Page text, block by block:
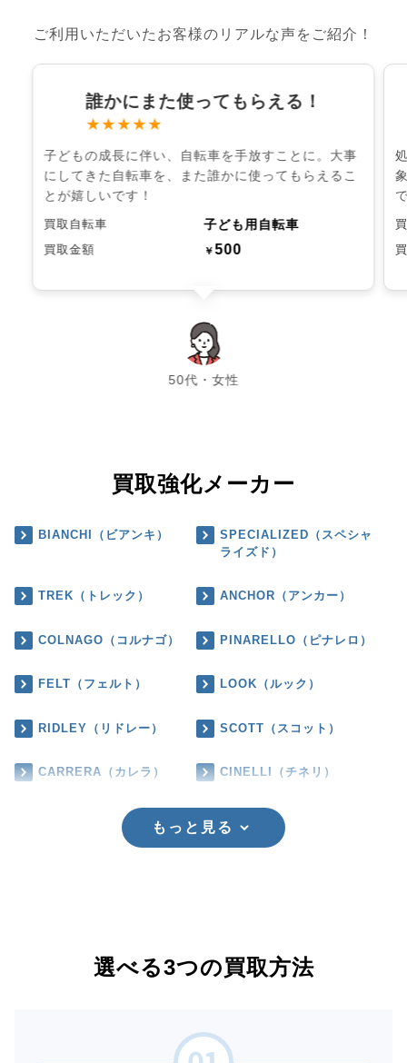
ご利用いただいたお客様のリアルな声をご紹介！
誰かにまた使ってもらえる！
★★★★★
子どもの成長に伴い、自転車を手放すことに。大事
にしてきた自転車を、また誰かに使ってもらえるこ
とが嬉しいです！
買取自転車 子ども用自転車
買取金額 ￥500
50代・女性
chevron_left chevron_right
買取強化メーカー
BIANCHI（ビアンキ）
SPECIALIZED（スペシャ
ライズド）
TREK（トレック） ANCHOR（アンカー）
COLNAGO（コルナゴ） PINARELLO（ピナレロ）
FELT（フェルト） LOOK（ルック）
RIDLEY（リドレー） SCOTT（スコット）
CARRERA（カレラ） CINELLI（チネリ）
もっと見る
選べる3つの買取方法